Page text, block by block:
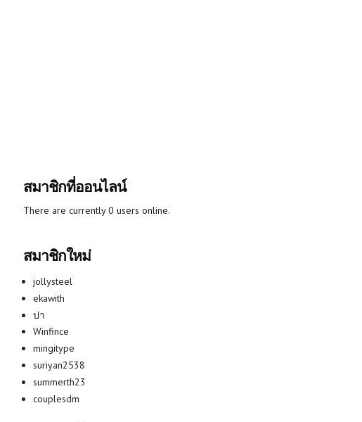
สมาชิกที่ออนไลน์
There are currently 0 users online.
สมาชิกใหม่
jollysteel
ekawith
ปา
Winfince
mingitype
suriyan2538
summerth23
couplesdm